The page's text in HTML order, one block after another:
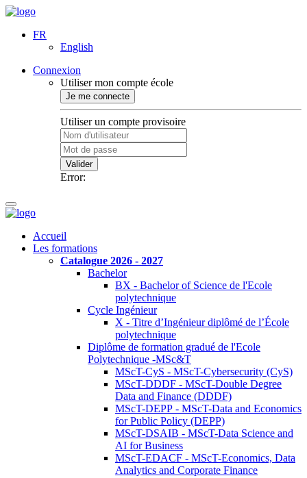
FR
English
Connexion
Utiliser mon compte école
Je me connecte
Utiliser un compte provisoire
Valider
Error:
Accueil
Les formations
Catalogue 2026 - 2027
Bachelor
BX - Bachelor of Science de l'Ecole
polytechnique
Cycle Ingénieur
X - Titre d’Ingénieur diplômé de l’École
polytechnique
Diplôme de formation gradué de l'Ecole
Polytechnique -MSc&T
MScT-CyS - MScT-Cybersecurity (CyS)
MScT-DDDF - MScT-Double Degree
Data and Finance (DDDF)
MScT-DEPP - MScT-Data and Economics
for Public Policy (DEPP)
MScT-DSAIB - MScT-Data Science and
AI for Business
MScT-EDACF - MScT-Economics, Data
Analytics and Corporate Finance